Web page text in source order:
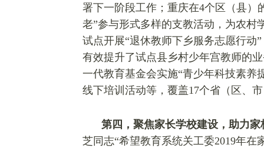
署下一阶段工作；重庆在4个区（县）
老”参与形式多样的支教活动，为农村
试点开展“退休教师下乡服务志愿行动
有效提升了试点县乡村少年宫教师的
一代教育基金会实施“青少年科技素养
线下培训活动等，覆盖17个省（区、
第四，聚焦家长学校建设，助力
芝同志“希望教育系统关工委2019年